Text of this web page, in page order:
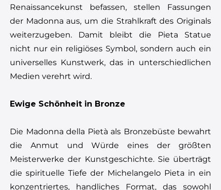
Renaissancekunst befassen, stellen Fassungen
der Madonna aus, um die Strahlkraft des Originals
weiterzugeben. Damit bleibt die Pieta Statue
nicht nur ein religiöses Symbol, sondern auch ein
universelles Kunstwerk, das in unterschiedlichen
Medien verehrt wird.
Ewige Schönheit in Bronze
Die Madonna della Pietà als Bronzebüste bewahrt
die Anmut und Würde eines der größten
Meisterwerke der Kunstgeschichte. Sie überträgt
die spirituelle Tiefe der Michelangelo Pieta in ein
konzentriertes, handliches Format, das sowohl